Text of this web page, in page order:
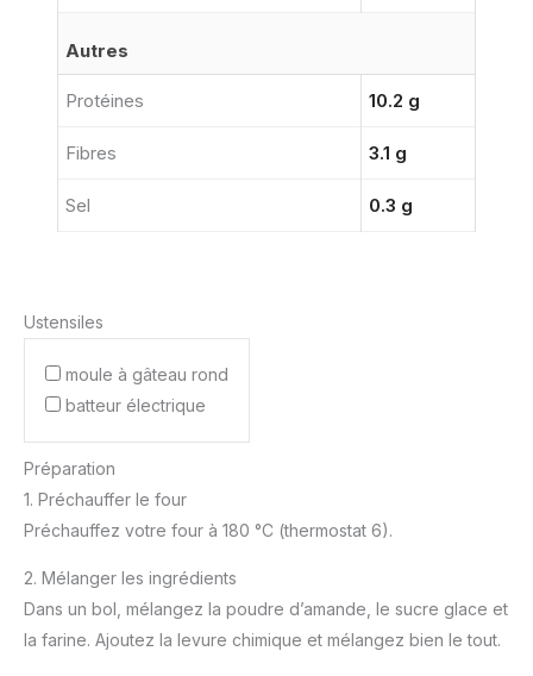
Autres
Protéines 10.2 g
Fibres 3.1 g
Sel 0.3 g
Ustensiles
moule à gâteau rond
batteur électrique
Préparation
1. Préchauffer le four
Préchauffez votre four à 180 °C (thermostat 6).
2. Mélanger les ingrédients
Dans un bol, mélangez la poudre d’amande, le sucre glace et
la farine. Ajoutez la levure chimique et mélangez bien le tout.